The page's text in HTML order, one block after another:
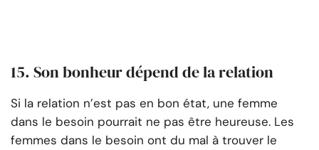
15. Son bonheur dépend de la relation
Si la relation n’est pas en bon état, une femme
dans le besoin pourrait ne pas être heureuse. Les
femmes dans le besoin ont du mal à trouver le